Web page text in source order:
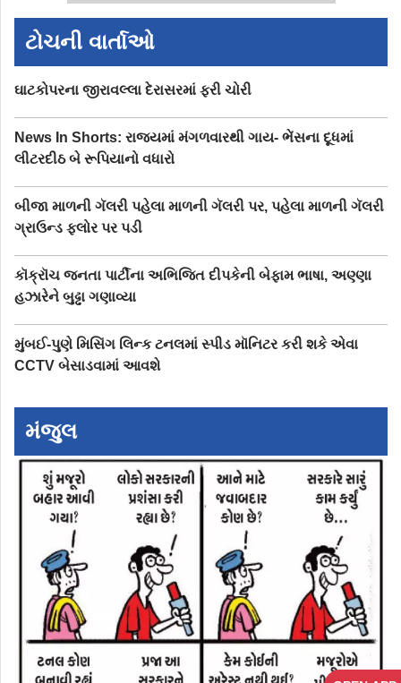
ટોચની વાર્તાઓ
ઘાટકોપરના જીરાવલ્લા દેરાસરમાં ફરી ચોરી
News In Shorts: રાજ્યમાં મંગળવારથી ગાય- ભેંસના દૂધમાં
લીટરદીઠ બે રૂપિયાનો વધારો
બીજા માળની ગૅલરી પહેલા માળની ગૅલરી પર, પહેલા માળની ગૅલરી
ગ્રાઉન્ડ ફ્લોર પર પડી
કૉક્રૉચ જનતા પાર્ટીના અભિજિત દીપકેની બેફામ ભાષા, અણ્ણા
હઝારેને બુઢ્ઢા ગણાવ્યા
મુંબઈ-પુણે મિસિંગ લિન્ક ટનલમાં સ્પીડ મૉનિટર કરી શકે એવા
CCTV બેસાડવામાં આવશે
મંજુલ